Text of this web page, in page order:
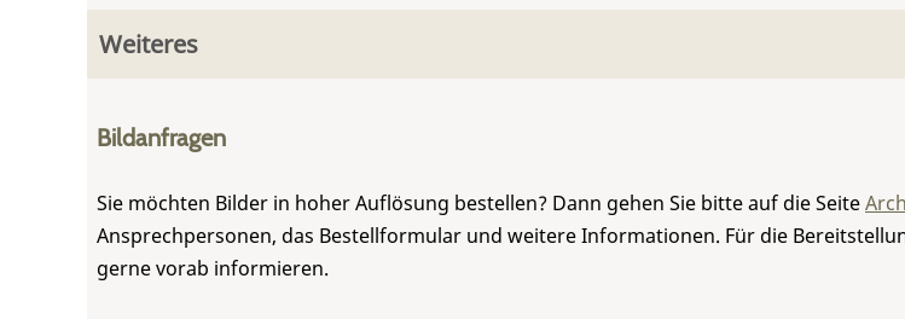
Weiteres
Bildanfragen
Sie möchten Bilder in hoher Auflösung bestellen? Dann gehen Sie bitte auf die Seite
Ansprechpersonen, das Bestellformular und weitere Informationen. Für die
gerne vorab informieren.